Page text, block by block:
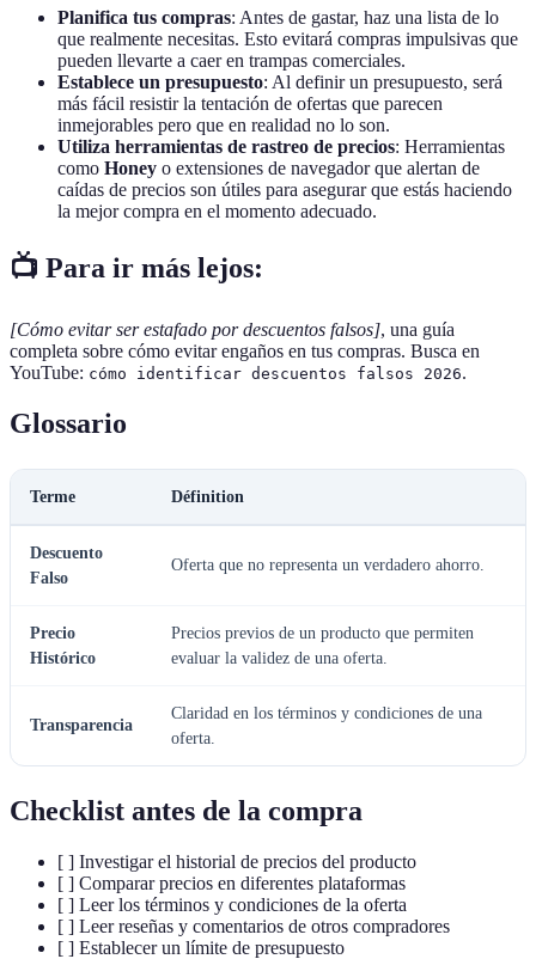
Planifica tus compras: Antes de gastar, haz una lista de lo
que realmente necesitas. Esto evitará compras impulsivas que
pueden llevarte a caer en trampas comerciales.
Establece un presupuesto: Al definir un presupuesto, será
más fácil resistir la tentación de ofertas que parecen
inmejorables pero que en realidad no lo son.
Utiliza herramientas de rastreo de precios: Herramientas
como Honey o extensiones de navegador que alertan de
caídas de precios son útiles para asegurar que estás haciendo
la mejor compra en el momento adecuado.
📺 Para ir más lejos:
[Cómo evitar ser estafado por descuentos falsos], una guía
completa sobre cómo evitar engaños en tus compras. Busca en
YouTube: cómo identificar descuentos falsos 2026.
Glossario
Terme Définition
Descuento
Falso
Oferta que no representa un verdadero ahorro.
Precio
Histórico
Precios previos de un producto que permiten
evaluar la validez de una oferta.
Transparencia
Claridad en los términos y condiciones de una
oferta.
Checklist antes de la compra
[ ] Investigar el historial de precios del producto
[ ] Comparar precios en diferentes plataformas
[ ] Leer los términos y condiciones de la oferta
[ ] Leer reseñas y comentarios de otros compradores
[ ] Establecer un límite de presupuesto